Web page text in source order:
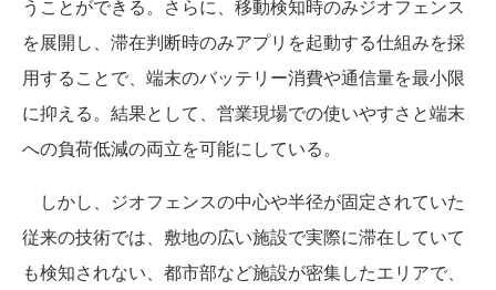
うことができる。さらに、移動検知時のみジオフェンス
を展開し、滞在判断時のみアプリを起動する仕組みを採
用することで、端末のバッテリー消費や通信量を最小限
に抑える。結果として、営業現場での使いやすさと端末
への負荷低減の両立を可能にしている。
しかし、ジオフェンスの中心や半径が固定されていた
従来の技術では、敷地の広い施設で実際に滞在していて
も検知されない、都市部など施設が密集したエリアで、